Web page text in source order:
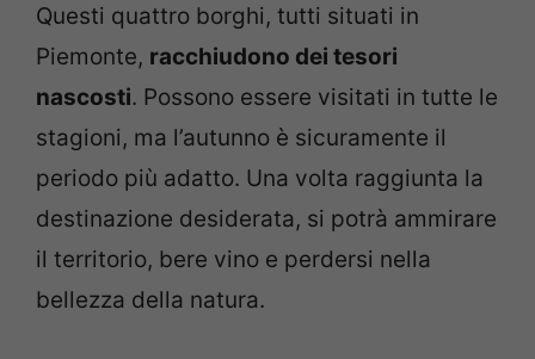
Questi quattro borghi, tutti situati in
Piemonte, racchiudono dei tesori
nascosti. Possono essere visitati in tutte le
stagioni, ma l’autunno è sicuramente il
periodo più adatto. Una volta raggiunta la
destinazione desiderata, si potrà ammirare
il territorio, bere vino e perdersi nella
bellezza della natura.